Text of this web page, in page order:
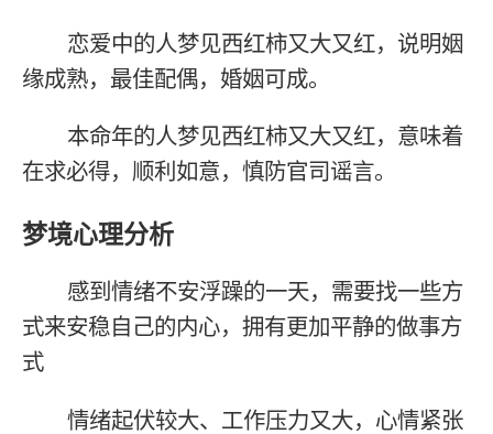
恋爱中的人梦见西红柿又大又红，说明姻
缘成熟，最佳配偶，婚姻可成。
本命年的人梦见西红柿又大又红，意味着
在求必得，顺利如意，慎防官司谣言。
梦境心理分析
感到情绪不安浮躁的一天，需要找一些方
式来安稳自己的内心，拥有更加平静的做事方
式
情绪起伏较大、工作压力又大，心情紧张